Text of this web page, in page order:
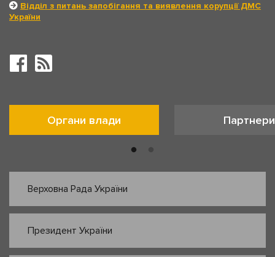
Відділ з питань запобігання та виявлення корупції ДМС
України
Органи влади Партнери
Верховна Рада України
Президент України